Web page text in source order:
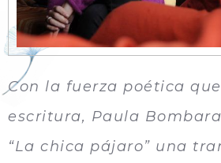
Con la fuerza poética
escritura, Paula
“La chica pájaro” una